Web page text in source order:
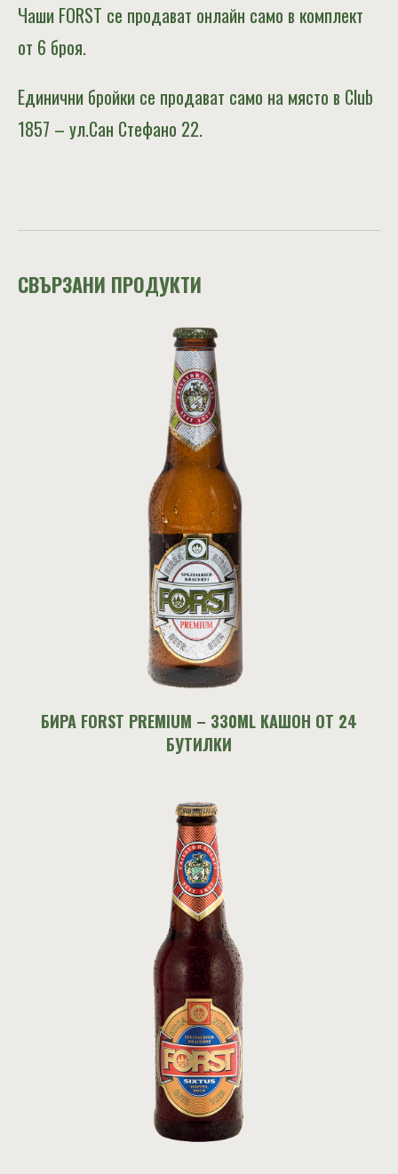
Чаши FORST се продават онлайн само в комплект
от 6 броя.
Единични бройки се продават само на място в Club
1857 – ул.Сан Стефано 22.
СВЪРЗАНИ ПРОДУКТИ
БИРА FORST PREMIUM – 330ML КАШОН ОТ 24
БУТИЛКИ